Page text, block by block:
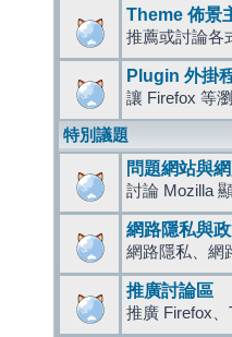
Theme 佈景
推薦或討論各
Plugin 外掛
讓 Firefox 等
特別議題
問題網站與
討論 Mozilla
網路隱私與
網路隱私、網
推廣討論區
推廣 Firefox、